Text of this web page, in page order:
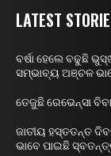
LATEST
ବର୍ଷା ହେଲେ ବଢୁଛି
ସମ୍ଭାବ୍ୟ ଅଞ୍ଚଳ
ତେଜୁଛି ରେଭେନ୍ସା
ଜାତୀୟ ହସ୍ତତନ୍ତ
ଭାବେ ପାଇଛି